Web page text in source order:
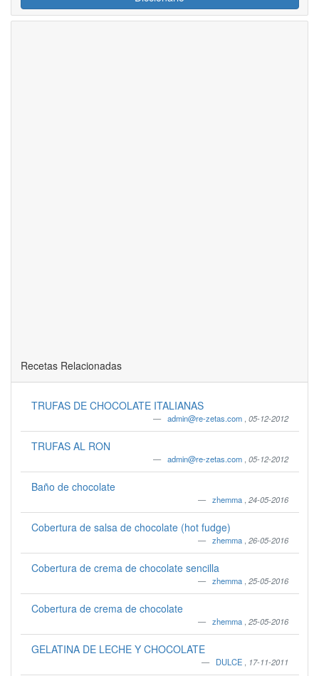
Recetas Relacionadas
TRUFAS DE CHOCOLATE ITALIANAS
admin@re-zetas.com 05-12-2012
TRUFAS AL RON
admin@re-zetas.com 05-12-2012
Baño de chocolate
zhemma 24-05-2016
Cobertura de salsa de chocolate (hot fudge)
zhemma 26-05-2016
Cobertura de crema de chocolate sencilla
zhemma 25-05-2016
Cobertura de crema de chocolate
zhemma 25-05-2016
GELATINA DE LECHE Y CHOCOLATE
DULCE 17-11-2011